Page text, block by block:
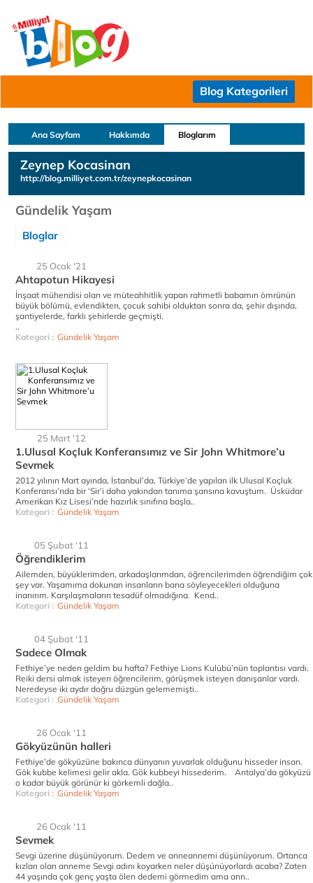
Blog Kategorileri
Ana Sayfam Hakkımda Bloglarım
Zeynep Kocasinan
http://blog.milliyet.com.tr/zeynepkocasinan
Gündelik Yaşam
Bloglar
25 Ocak '21
Ahtapotun Hikayesi
İnşaat mühendisi olan ve müteahhitlik yapan rahmetli babamın ömrünün
büyük bölümü, evlendikten, çocuk sahibi olduktan sonra da, şehir dışında,
şantiyelerde, farklı şehirlerde geçmişti.
..
Kategori : Gündelik Yaşam
25 Mart '12
1.Ulusal Koçluk Konferansımız ve Sir John Whitmore’u
Sevmek
2012 yılının Mart ayında, İstanbul’da, Türkiye’de yapılan ilk Ulusal Koçluk
Konferansı’nda bir ‘Sir’i daha yakından tanıma şansına kavuştum. Üsküdar
Amerikan Kız Lisesi’nde hazırlık sınıfına başla..
Kategori : Gündelik Yaşam
05 Şubat '11
Öğrendiklerim
Ailemden, büyüklerimden, arkadaşlarımdan, öğrencilerimden öğrendiğim çok
şey var. Yaşamıma dokunan insanların bana söyleyecekleri olduğuna
inanırım. Karşılaşmaların tesadüf olmadığına. Kend..
Kategori : Gündelik Yaşam
04 Şubat '11
Sadece Olmak
Fethiye’ye neden geldim bu hafta? Fethiye Lions Kulübü’nün toplantısı vardı.
Reiki dersi almak isteyen öğrencilerim, görüşmek isteyen danışanlar vardı.
Neredeyse iki aydır doğru düzgün gelememişti..
Kategori : Gündelik Yaşam
26 Ocak '11
Gökyüzünün halleri
Fethiye’de gökyüzüne bakınca dünyanın yuvarlak olduğunu hisseder insan.
Gök kubbe kelimesi gelir akla. Gök kubbeyi hissederim. Antalya’da gökyüzü
o kadar büyük görünür ki görkemli dağla..
Kategori : Gündelik Yaşam
26 Ocak '11
Sevmek
Sevgi üzerine düşünüyorum. Dedem ve anneannemi düşünüyorum. Ortanca
kızları olan anneme Sevgi adını koyarken neler düşünüyorlardı acaba? Zaten
44 yaşında çok genç yaşta ölen dedemi görmedim ama ann..